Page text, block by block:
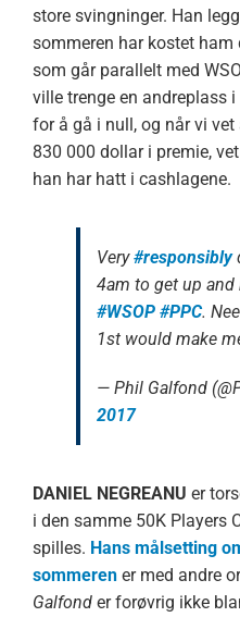
store svingninger. Han
sommeren har kostet ham
som går parallelt med
ville trenge en andreplass
for å gå i null, og når vi
830 000 dollar i premie,
han har hatt i cashlagene.
Very#responsibly
4am to get up and
#WSOP #PPC.
1st would make
— Phil Galfond
2017
DANIEL NEGREANU er
i den samme 50K Players
spilles. Hans målsetting
sommerener med andre
Galfonder forøvrig ikke